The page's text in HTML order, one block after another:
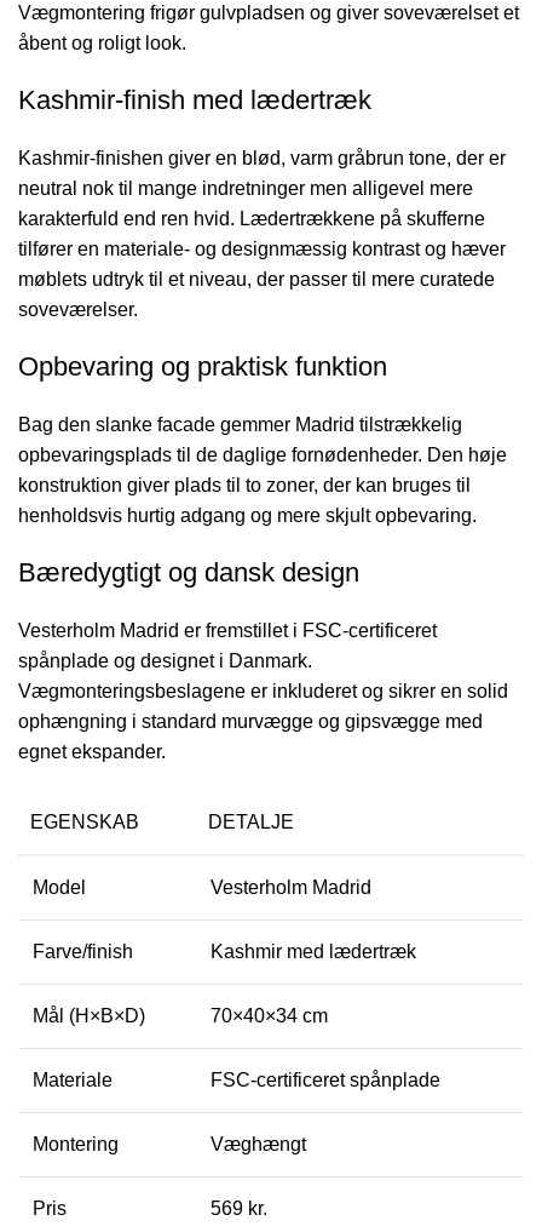
Vægmontering frigør gulvpladsen og giver soveværelset et
åbent og roligt look.
Kashmir-finish med lædertræk
Kashmir-finishen giver en blød, varm gråbrun tone, der er
neutral nok til mange indretninger men alligevel mere
karakterfuld end ren hvid. Lædertrækkene på skufferne
tilfører en materiale- og designmæssig kontrast og hæver
møblets udtryk til et niveau, der passer til mere curatede
soveværelser.
Opbevaring og praktisk funktion
Bag den slanke facade gemmer Madrid tilstrækkelig
opbevaringsplads til de daglige fornødenheder. Den høje
konstruktion giver plads til to zoner, der kan bruges til
henholdsvis hurtig adgang og mere skjult opbevaring.
Bæredygtigt og dansk design
Vesterholm Madrid er fremstillet i FSC-certificeret
spånplade og designet i Danmark.
Vægmonteringsbeslagene er inkluderet og sikrer en solid
ophængning i standard murvægge og gipsvægge med
egnet ekspander.
EGENSKAB DETALJE
Model Vesterholm Madrid
Farve/finish Kashmir med lædertræk
Mål (H×B×D) 70×40×34 cm
Materiale FSC-certificeret spånplade
Montering Væghængt
Pris 569 kr.